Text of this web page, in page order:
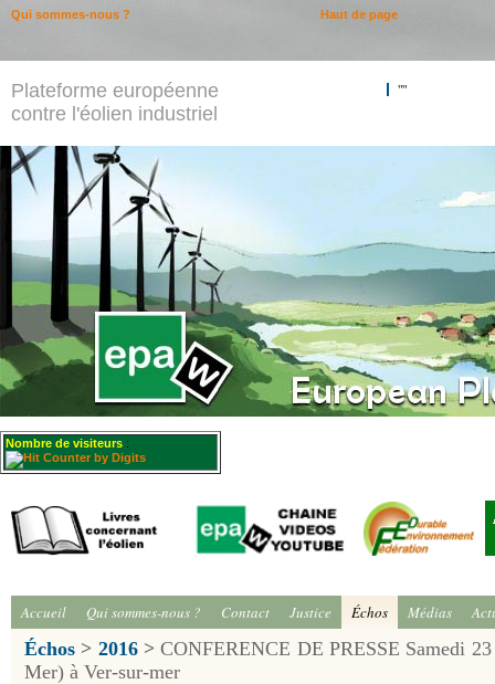
Plateforme européenne
contre l'éolien industriel
""
Nombre de visiteurs :
Accueil Qui sommes-nous ? Contact Justice Échos Médias
Échos > 2016 > CONFERENCE DE PRESSE Samedi
Mer) à Ver-sur-mer
Haut de page
Qui sommes-nous ?